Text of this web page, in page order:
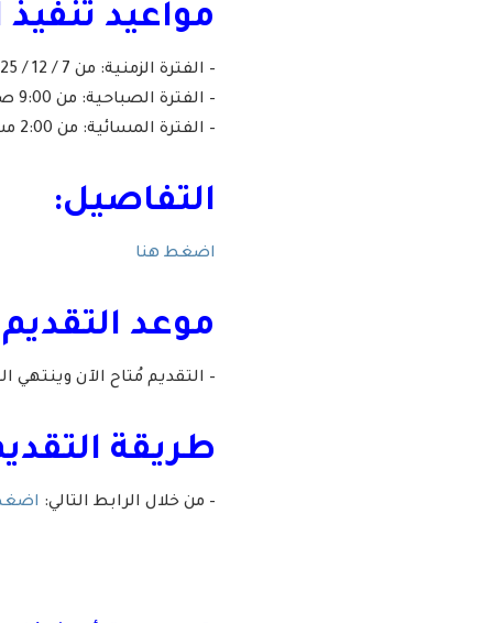
مواعيد تنفيذ
– الفترة الزمنية: من 7 / 12 / 2025 إلى 1 / 1 / 2026.
– الفترة الصباحية: من 9:00 صباحاً إلى 1:00 مساءً.
– الفترة المسائية: من 2:00 مساءً إلى 6:00 مساءً.
التفاصيل:
اضغط هنا
موعد
– التقديم مُتاح الآن وينتهي التقديم يوم الأحد
طريقة
– من خلال الرابط التالي: